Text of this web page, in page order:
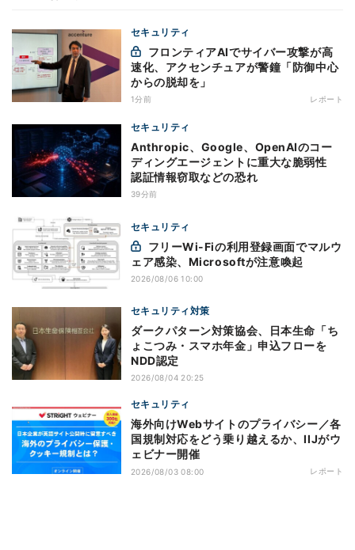
セキュリティ
速化、アクセンチュアが警鐘「防御中心
からの脱却を」
1分前 レポート
セキュリティ
Anthropic、Google、OpenAIのコー
ディングエージェントに重大な脆弱性
認証情報窃取などの恐れ
39分前
セキュリティ
ェア感染、Microsoftが注意喚起
2026/08/06 10:00
セキュリティ対策
ダークパターン対策協会、日本生命「ち
ょこつみ・スマホ年金」申込フローを
NDD認定
2026/08/04 20:25
セキュリティ
海外向けWebサイトのプライバシー／各
国規制対応をどう乗り越えるか、IIJがウ
ェビナー開催
2026/08/03 08:00 レポート